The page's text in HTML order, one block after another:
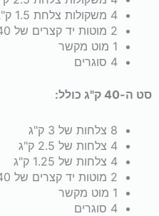
4 משקולות צלחת 1.5 ק"ג
2 מוטות יד קצרים של 40 ס’’מ
1 מוט מקשר
4 סוגרים
סט ה-40 ק"ג כולל:
8 צלחות של 3 ק"ג
4 צלחות של 2.5 ק"ג
4 צלחות של 1.25 ק"ג
2 מוטות יד קצרים של 40 ס"מ
1 מוט מקשר
4 סוגרים